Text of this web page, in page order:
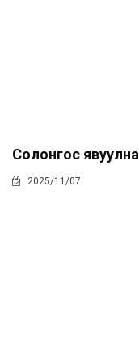
Солонгос
2025/11/07